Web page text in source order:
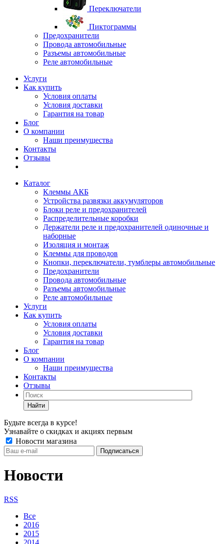
Переключатели
Пиктограммы
Предохранители
Провода автомобильные
Разъемы автомобильные
Реле автомобильные
Услуги
Как купить
Условия оплаты
Условия доставки
Гарантия на товар
Блог
О компании
Наши преимущества
Контакты
Отзывы
Каталог
Клеммы АКБ
Устройства развязки аккумуляторов
Блоки реле и предохранителей
Распределительные коробки
Держатели реле и предохранителей одиночные и
наборные
Изоляция и монтаж
Клеммы для проводов
Кнопки, переключатели, тумблеры автомобильные
Предохранители
Провода автомобильные
Разъемы автомобильные
Реле автомобильные
Услуги
Как купить
Условия оплаты
Условия доставки
Гарантия на товар
Блог
О компании
Наши преимущества
Контакты
Отзывы
Найти
Будьте всегда в курсе!
Узнавайте о скидках и акциях первым
Новости магазина
Новости
RSS
Все
2016
2015
2014